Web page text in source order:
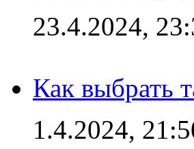
23.4.2024,
Как выбрать
1.4.2024,